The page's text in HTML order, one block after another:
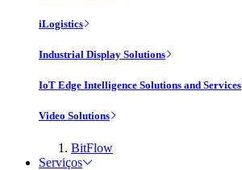
iLogistics
Industrial Display Solutions
IoT Edge Intelligence Solutions and Services
Video Solutions
BitFlow
Serviços